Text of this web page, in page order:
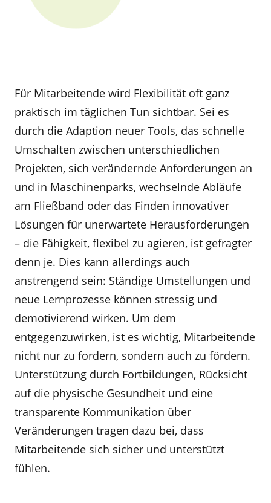
Für Mitarbeitende wird Flexibilität oft ganz
praktisch im täglichen Tun sichtbar. Sei es
durch die Adaption neuer Tools, das schnelle
Umschalten zwischen unterschiedlichen
Projekten, sich verändernde Anforderungen an
und in Maschinenparks, wechselnde Abläufe
am Fließband oder das Finden innovativer
Lösungen für unerwartete Herausforderungen
– die Fähigkeit, flexibel zu agieren, ist gefragter
denn je. Dies kann allerdings auch
anstrengend sein: Ständige Umstellungen und
neue Lernprozesse können stressig und
demotivierend wirken. Um dem
entgegenzuwirken, ist es wichtig, Mitarbeitende
nicht nur zu fordern, sondern auch zu fördern.
Unterstützung durch Fortbildungen, Rücksicht
auf die physische Gesundheit und eine
transparente Kommunikation über
Veränderungen tragen dazu bei, dass
Mitarbeitende sich sicher und unterstützt
fühlen.